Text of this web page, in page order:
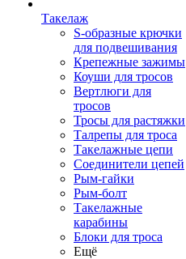
Такелаж
S-образные крючки
для подвешивания
Крепежные зажимы
Коуши для тросов
Вертлюги для
тросов
Тросы для растяжки
Талрепы для троса
Такелажные цепи
Соединители цепей
Рым-гайки
Рым-болт
Такелажные
карабины
Блоки для троса
Ещё